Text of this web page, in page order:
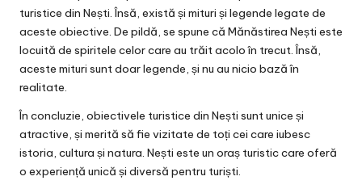
turistice din Nești. Însă, există și mituri și legende legate de
aceste obiective. De pildă, se spune că Mănăstirea Nești este
locuită de spiritele celor care au trăit acolo în trecut. Însă,
aceste mituri sunt doar legende, și nu au nicio bază în
realitate.
În concluzie, obiectivele turistice din Nești sunt unice și
atractive, și merită să fie vizitate de toți cei care iubesc
istoria, cultura și natura. Nești este un oraș turistic care oferă
o experiență unică și diversă pentru turiști.